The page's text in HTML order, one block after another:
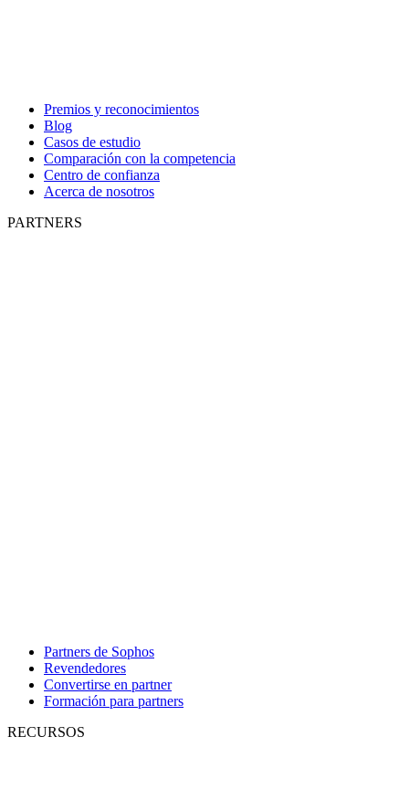
Premios y reconocimientos
Blog
Casos de estudio
Comparación con la competencia
Centro de confianza
Acerca de nosotros
PARTNERS
Partners de Sophos
Revendedores
Convertirse en partner
Formación para partners
RECURSOS